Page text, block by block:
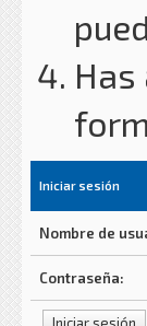
Iniciar sesión
Nombre de
Contraseña: